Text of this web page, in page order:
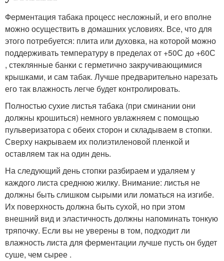
Ферментация табака процесс несложный, и его вполне
можно осуществить в домашних условиях. Все, что для
этого потребуется: плита или духовка, на которой можно
поддерживать температуру в пределах от +50С до +60С
, стеклянные банки с герметично закручивающимися
крышками, и сам табак. Лучше предварительно нарезать
его так влажность легче будет контролировать.
Полностью сухие листья табака (при сминании они
должны крошиться) немного увлажняем с помощью
пульверизатора с обеих сторон и складываем в стопки.
Сверху накрываем их полиэтиленовой пленкой и
оставляем так на один день.
На следующий день стопки разбираем и удаляем у
каждого листа среднюю жилку. Внимание: листья не
должны быть слишком сырыми или ломаться на изгибе.
Их поверхность должна быть сухой, но при этом
внешний вид и эластичность должны напоминать тонкую
тряпочку. Если вы не уверены в том, подходит ли
влажность листа для ферментации лучше пусть он будет
суше, чем сырее .